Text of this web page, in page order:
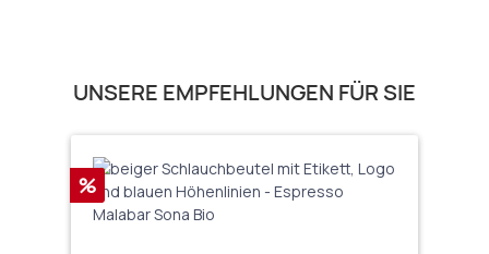
Produktgalerie überspringen
UNSERE EMPFEHLUNGEN FÜR SIE
Rabatt
%